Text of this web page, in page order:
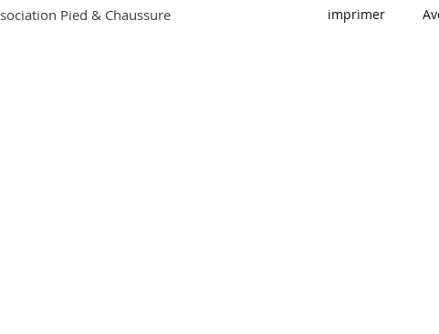
Pied & Chaussure imprimer